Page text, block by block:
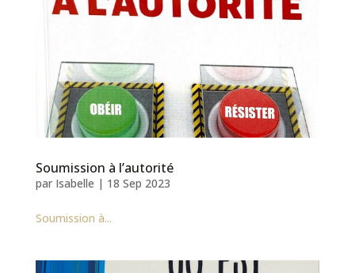
Soumission à l’autorité
par Isabelle | 18 Sep 2023
Soumission à...